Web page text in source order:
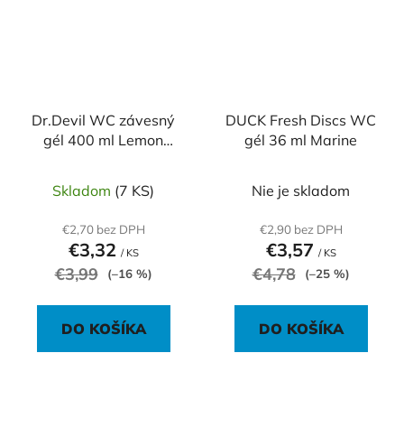
Dr.Devil WC závesný
gél 400 ml Lemon
Skladom (7 KS)
€2,70 bez DPH
€3,32 / KS
€3,99 (–16 %)
DO KOŠÍKA
DUCK Fresh Discs WC
gél 36 ml Marine
Nie je skladom
€2,90 bez DPH
€3,57 / KS
€4,78 (–25 %)
DO KOŠÍKA